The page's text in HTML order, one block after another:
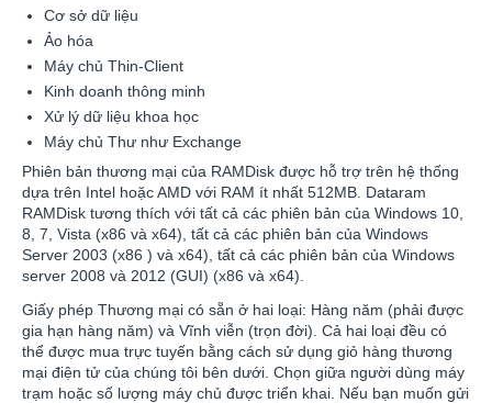
Cơ sở dữ liệu
Ảo hóa
Máy chủ Thin-Client
Kinh doanh thông minh
Xử lý dữ liệu khoa học
Máy chủ Thư như Exchange
Phiên bản thương mại của RAMDisk được hỗ trợ trên hệ thống
dựa trên Intel hoặc AMD với RAM ít nhất 512MB. Dataram
RAMDisk tương thích với tất cả các phiên bản của Windows 10,
8, 7, Vista (x86 và x64), tất cả các phiên bản của Windows
Server 2003 (x86 ) và x64), tất cả các phiên bản của Windows
server 2008 và 2012 (GUI) (x86 và x64).
Giấy phép Thương mại có sẵn ở hai loại: Hàng năm (phải được
gia hạn hàng năm) và Vĩnh viễn (trọn đời). Cả hai loại đều có
thể được mua trực tuyến bằng cách sử dụng giỏ hàng thương
mại điện tử của chúng tôi bên dưới. Chọn giữa người dùng máy
trạm hoặc số lượng máy chủ được triển khai. Nếu bạn muốn gửi